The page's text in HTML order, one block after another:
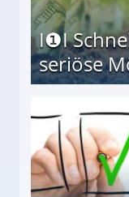
I❶I
seriöse